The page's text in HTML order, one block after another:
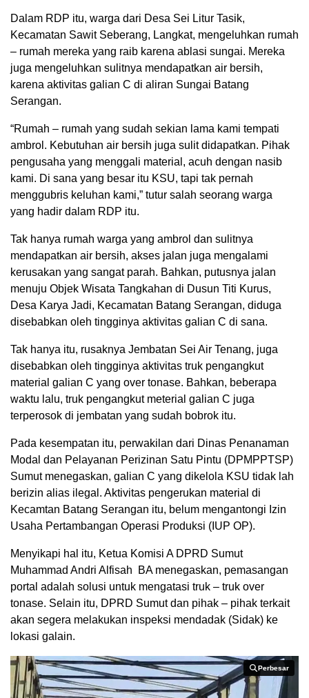
Dalam RDP itu, warga dari Desa Sei Litur Tasik,
Kecamatan Sawit Seberang, Langkat, mengeluhkan rumah
– rumah mereka yang raib karena ablasi sungai. Mereka
juga mengeluhkan sulitnya mendapatkan air bersih,
karena aktivitas galian C di aliran Sungai Batang
Serangan.
“Rumah – rumah yang sudah sekian lama kami tempati
ambrol. Kebutuhan air bersih juga sulit didapatkan. Pihak
pengusaha yang menggali material, acuh dengan nasib
kami. Di sana yang besar itu KSU, tapi tak pernah
menggubris keluhan kami,” tutur salah seorang warga
yang hadir dalam RDP itu.
Tak hanya rumah warga yang ambrol dan sulitnya
mendapatkan air bersih, akses jalan juga mengalami
kerusakan yang sangat parah. Bahkan, putusnya jalan
menuju Objek Wisata Tangkahan di Dusun Titi Kurus,
Desa Karya Jadi, Kecamatan Batang Serangan, diduga
disebabkan oleh tingginya aktivitas galian C di sana.
Tak hanya itu, rusaknya Jembatan Sei Air Tenang, juga
disebabkan oleh tingginya aktivitas truk pengangkut
material galian C yang over tonase. Bahkan, beberapa
waktu lalu, truk pengangkut meterial galian C juga
terperosok di jembatan yang sudah bobrok itu.
Pada kesempatan itu, perwakilan dari Dinas Penanaman
Modal dan Pelayanan Perizinan Satu Pintu (DPMPPTSP)
Sumut menegaskan, galian C yang dikelola KSU tidak lah
berizin alias ilegal. Aktivitas pengerukan material di
Kecamtan Batang Serangan itu, belum mengantongi Izin
Usaha Pertambangan Operasi Produksi (IUP OP).
Menyikapi hal itu, Ketua Komisi A DPRD Sumut
Muhammad Andri Alfisah BA menegaskan, pemasangan
portal adalah solusi untuk mengatasi truk – truk over
tonase. Selain itu, DPRD Sumut dan pihak – pihak terkait
akan segera melakukan inspeksi mendadak (Sidak) ke
lokasi galain.
Perbesar
Perbesar